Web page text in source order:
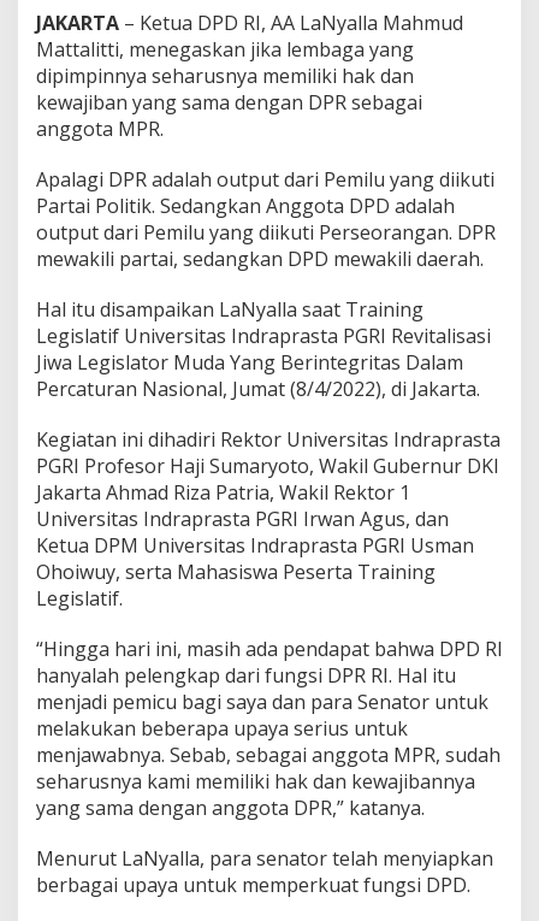
h
a
r
u
s
P
u
n
y
a
k
d
a
e
w
a
j
b
a
a
a
JAKARTA – Ketua DPD RI, AA LaNyalla Mahmud
Mattalitti, menegaskan jika lembaga yang
dipimpinnya seharusnya memiliki hak dan
kewajiban yang sama dengan DPR sebagai
anggota MPR.
Apalagi DPR adalah output dari Pemilu yang diikuti
Partai Politik. Sedangkan Anggota DPD adalah
output dari Pemilu yang diikuti Perseorangan. DPR
mewakili partai, sedangkan DPD mewakili daerah.
Hal itu disampaikan LaNyalla saat Training
Legislatif Universitas Indraprasta PGRI Revitalisasi
Jiwa Legislator Muda Yang Berintegritas Dalam
Percaturan Nasional, Jumat (8/4/2022), di Jakarta.
Kegiatan ini dihadiri Rektor Universitas Indraprasta
PGRI Profesor Haji Sumaryoto, Wakil Gubernur DKI
Jakarta Ahmad Riza Patria, Wakil Rektor 1
Universitas Indraprasta PGRI Irwan Agus, dan
Ketua DPM Universitas Indraprasta PGRI Usman
Ohoiwuy, serta Mahasiswa Peserta Training
Legislatif.
“Hingga hari ini, masih ada pendapat bahwa DPD RI
hanyalah pelengkap dari fungsi DPR RI. Hal itu
menjadi pemicu bagi saya dan para Senator untuk
melakukan beberapa upaya serius untuk
menjawabnya. Sebab, sebagai anggota MPR, sudah
seharusnya kami memiliki hak dan kewajibannya
yang sama dengan anggota DPR,” katanya.
Menurut LaNyalla, para senator telah menyiapkan
berbagai upaya untuk memperkuat fungsi DPD.